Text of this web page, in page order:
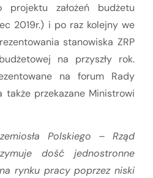
założeń budżetu
2019r.) i po raz kolejny we
stanowiska ZRP
na przyszły rok.
na forum Rady
także przekazane Ministrowi
Polskiego – Rząd
dość jednostronne
rynku pracy poprzez niski